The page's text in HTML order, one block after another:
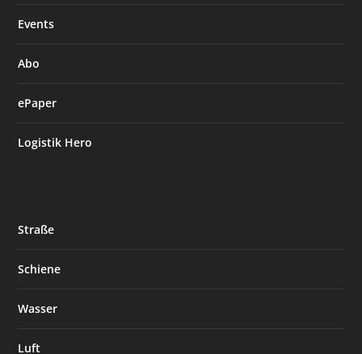
Events
Abo
ePaper
Logistik Hero
Straße
Schiene
Wasser
Luft